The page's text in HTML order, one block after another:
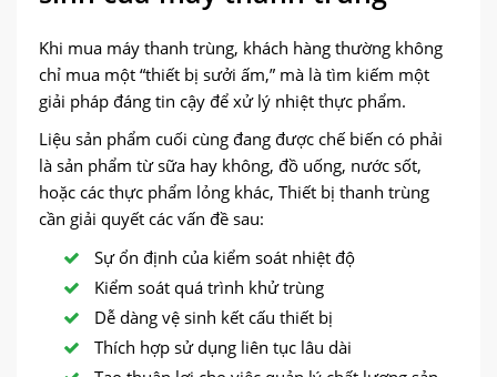
Khi mua máy thanh trùng, khách hàng thường không
chỉ mua một “thiết bị sưởi ấm,” mà là tìm kiếm một
giải pháp đáng tin cậy để xử lý nhiệt thực phẩm.
Liệu sản phẩm cuối cùng đang được chế biến có phải
là sản phẩm từ sữa hay không, đồ uống, nước sốt,
hoặc các thực phẩm lỏng khác, Thiết bị thanh trùng
cần giải quyết các vấn đề sau:
Sự ổn định của kiểm soát nhiệt độ
Kiểm soát quá trình khử trùng
Dễ dàng vệ sinh kết cấu thiết bị
Thích hợp sử dụng liên tục lâu dài